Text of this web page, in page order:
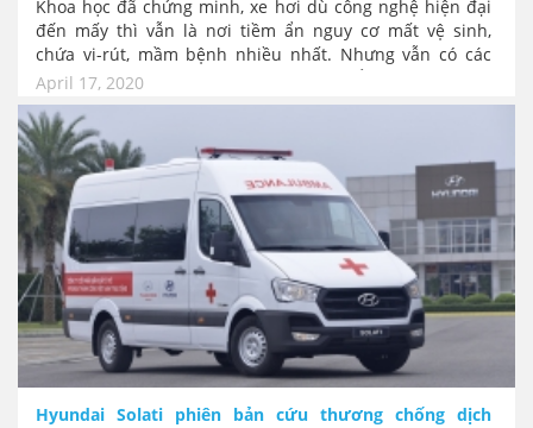
Khoa học đã chứng minh, xe hơi dù công nghệ hiện đại
đến mấy thì vẫn là nơi tiềm ẩn nguy cơ mất vệ sinh,
chứa vi-rút, mầm bệnh nhiều nhất. Nhưng vẫn có các
mẹo và phương pháp giúp bạn luôn kiểm soát được sự
sạch sẽ cho xe hơi.
April 17, 2020
Hyundai Solati phiên bản cứu thương chống dịch